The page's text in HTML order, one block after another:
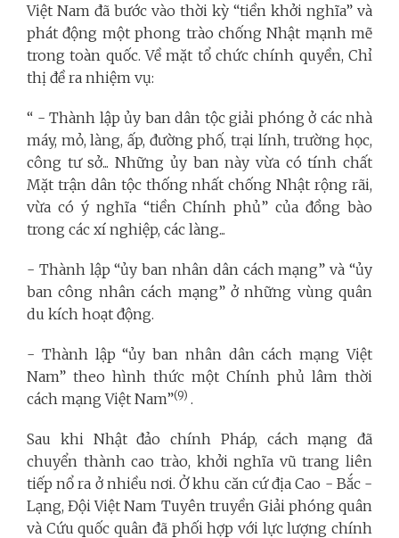
Việt Nam đã bước vào thời kỳ “tiền khởi nghĩa” và
phát động một phong trào chống Nhật mạnh mẽ
trong toàn quốc. Về mặt tổ chức chính quyền, Chỉ
thị đề ra nhiệm vụ:
“ - Thành lập ủy ban dân tộc giải phóng ở các nhà
máy, mỏ, làng, ấp, đường phố, trại lính, trường học,
công tư sở... Những ủy ban này vừa có tính chất
Mặt trận dân tộc thống nhất chống Nhật rộng rãi,
vừa có ý nghĩa “tiền Chính phủ” của đồng bào
trong các xí nghiệp, các làng...
- Thành lập “ủy ban nhân dân cách mạng” và “ủy
ban công nhân cách mạng” ở những vùng quân
du kích hoạt động.
- Thành lập “ủy ban nhân dân cách mạng Việt
Nam” theo hình thức một Chính phủ lâm thời
cách mạng Việt Nam”(9) .
Sau khi Nhật đảo chính Pháp, cách mạng đã
chuyển thành cao trào, khởi nghĩa vũ trang liên
tiếp nổ ra ở nhiều nơi. Ở khu căn cứ địa Cao - Bắc -
Lạng, Đội Việt Nam Tuyên truyền Giải phóng quân
và Cứu quốc quân đã phối hợp với lực lượng chính